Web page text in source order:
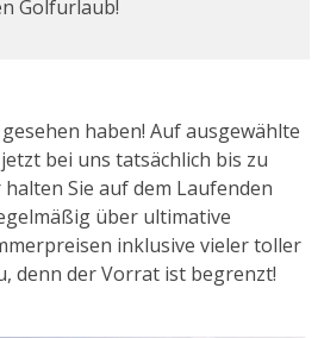
Golfurlaub!
haben! Auf ausgewählte
bei uns tatsächlich bis zu
Sie auf dem Laufenden
über ultimative
inklusive vieler toller
denn der Vorrat ist begrenzt!